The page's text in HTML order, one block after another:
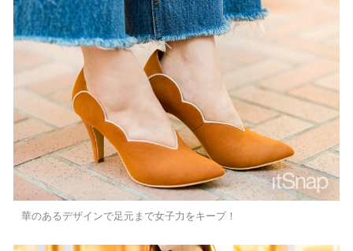
華のあるデザインで足元まで女子力をキープ！